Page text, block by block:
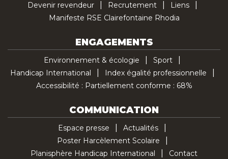
Devenir revendeur
Recrutement
Liens
Manifeste RSE Clairefontaine Rhodia
ENGAGEMENTS
Environnement & écologie
Sport
Handicap International
Index égalité professionnelle
Accessibilité : Partiellement conforme : 68%
COMMUNICATION
Espace presse
Actualités
Poster Harcèlement Scolaire
Planisphère Handicap International
Contact